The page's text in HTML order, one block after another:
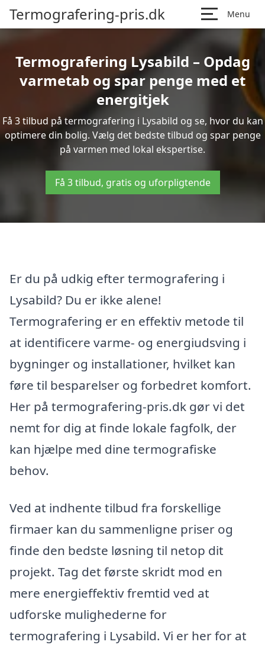
Termografering-pris.dk Menu
Termografering Lysabild – Opdag
varmetab og spar penge med et
energitjek
Få 3 tilbud på termografering i Lysabild og se, hvor du kan
optimere din bolig. Vælg det bedste tilbud og spar penge
på varmen med lokal ekspertise.
Få 3 tilbud, gratis og uforpligtende
Er du på udkig efter termografering i
Lysabild? Du er ikke alene!
Termografering er en effektiv metode til
at identificere varme- og energiudsving i
bygninger og installationer, hvilket kan
føre til besparelser og forbedret komfort.
Her på termografering-pris.dk gør vi det
nemt for dig at finde lokale fagfolk, der
kan hjælpe med dine termografiske
behov.
Ved at indhente tilbud fra forskellige
firmaer kan du sammenligne priser og
finde den bedste løsning til netop dit
projekt. Tag det første skridt mod en
mere energieffektiv fremtid ved at
udforske mulighederne for
termografering i Lysabild. Vi er her for at